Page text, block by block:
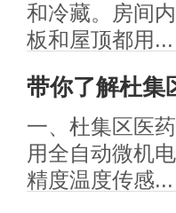
和冷藏。房间
板和屋顶都用...
带你了解杜集
一、杜集区医
用全自动微机
精度温度传感...